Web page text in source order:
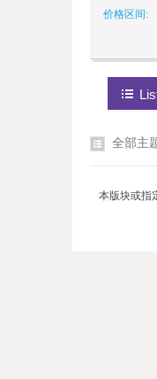
价格区间:
全部主
本版块或指